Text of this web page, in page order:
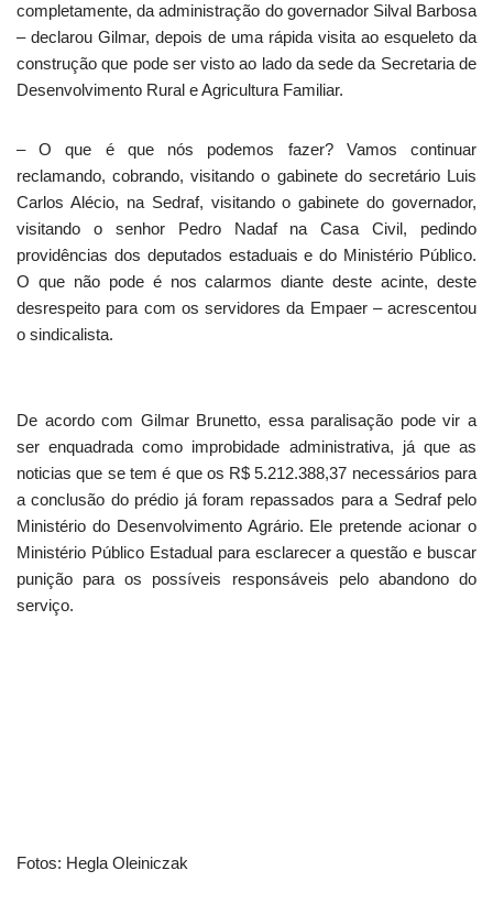
completamente, da administração do governador Silval Barbosa
– declarou Gilmar, depois de uma rápida visita ao esqueleto da
construção que pode ser visto ao lado da sede da Secretaria de
Desenvolvimento Rural e Agricultura Familiar.
– O que é que nós podemos fazer? Vamos continuar
reclamando, cobrando, visitando o gabinete do secretário Luis
Carlos Alécio, na Sedraf, visitando o gabinete do governador,
visitando o senhor Pedro Nadaf na Casa Civil, pedindo
providências dos deputados estaduais e do Ministério Público.
O que não pode é nos calarmos diante deste acinte, deste
desrespeito para com os servidores da Empaer – acrescentou
o sindicalista.
De acordo com Gilmar Brunetto, essa paralisação pode vir a
ser enquadrada como improbidade administrativa, já que as
noticias que se tem é que os R$ 5.212.388,37 necessários para
a conclusão do prédio já foram repassados para a Sedraf pelo
Ministério do Desenvolvimento Agrário. Ele pretende acionar o
Ministério Público Estadual para esclarecer a questão e buscar
punição para os possíveis responsáveis pelo abandono do
serviço.
Fotos: Hegla Oleiniczak